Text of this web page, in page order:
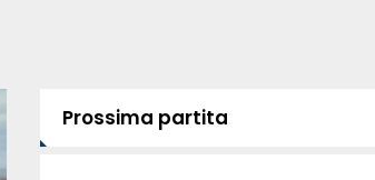
Prossima partita